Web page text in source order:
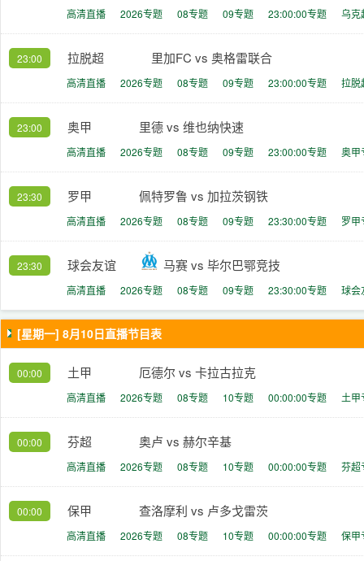
高清直播 2026专题 08专题 09专题 23:00:00专题 乌克
23:00 拉脱超 里加FC vs 奥格雷联合
高清直播 2026专题 08专题 09专题 23:00:00专题 拉脱
23:00 奥甲 里德 vs 维也纳快速
高清直播 2026专题 08专题 09专题 23:00:00专题 奥甲
23:30 罗甲 佩特罗鲁 vs 加拉茨钢铁
高清直播 2026专题 08专题 09专题 23:30:00专题 罗甲
23:30 球会友谊 马赛 vs 毕尔巴鄂竞技
高清直播 2026专题 08专题 09专题 23:30:00专题 球会
[星期一] 8月10日直播节目表
00:00 土甲 厄德尔 vs 卡拉古拉克
高清直播 2026专题 08专题 10专题 00:00:00专题 土甲
00:00 芬超 奥卢 vs 赫尔辛基
高清直播 2026专题 08专题 10专题 00:00:00专题 芬超
00:00 保甲 查洛摩利 vs 卢多戈雷茨
高清直播 2026专题 08专题 10专题 00:00:00专题 保甲